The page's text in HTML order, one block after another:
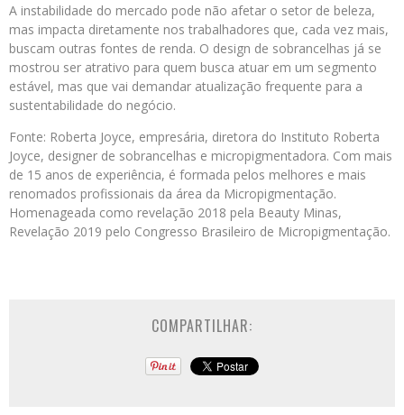
A instabilidade do mercado pode não afetar o setor de beleza,
mas impacta diretamente nos trabalhadores que, cada vez mais,
buscam outras fontes de renda. O design de sobrancelhas já se
mostrou ser atrativo para quem busca atuar em um segmento
estável, mas que vai demandar atualização frequente para a
sustentabilidade do negócio.
Fonte: Roberta Joyce, empresária, diretora do Instituto Roberta
Joyce, designer de sobrancelhas e micropigmentadora. Com mais
de 15 anos de experiência, é formada pelos melhores e mais
renomados profissionais da área da Micropigmentação.
Homenageada como revelação 2018 pela Beauty Minas,
Revelação 2019 pelo Congresso Brasileiro de Micropigmentação.
COMPARTILHAR: